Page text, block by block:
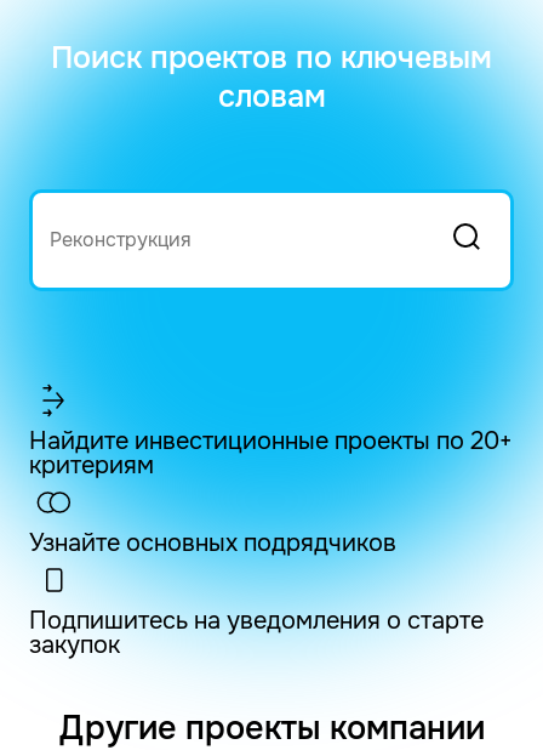
Поиск проектов по ключевым
словам
Найдите инвестиционные проекты по 20+
критериям
Узнайте основных подрядчиков
Подпишитесь на уведомления о старте
закупок
Другие проекты компании